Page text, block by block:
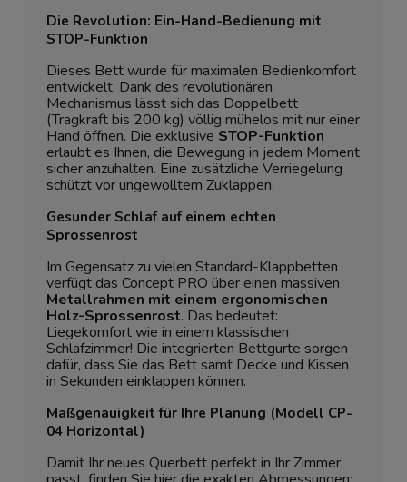
Die Revolution: Ein-Hand-Bedienung mit
STOP-Funktion
Dieses Bett wurde für maximalen Bedienkomfort
entwickelt. Dank des revolutionären
Mechanismus lässt sich das Doppelbett
(Tragkraft bis 200 kg) völlig mühelos mit nur einer
Hand öffnen. Die exklusive STOP-Funktion
erlaubt es Ihnen, die Bewegung in jedem Moment
sicher anzuhalten. Eine zusätzliche Verriegelung
schützt vor ungewolltem Zuklappen.
Gesunder Schlaf auf einem echten
Sprossenrost
Im Gegensatz zu vielen Standard-Klappbetten
verfügt das Concept PRO über einen massiven
Metallrahmen mit einem ergonomischen
Holz-Sprossenrost. Das bedeutet:
Liegekomfort wie in einem klassischen
Schlafzimmer! Die integrierten Bettgurte sorgen
dafür, dass Sie das Bett samt Decke und Kissen
in Sekunden einklappen können.
Maßgenauigkeit für Ihre Planung (Modell CP-
04 Horizontal)
Damit Ihr neues Querbett perfekt in Ihr Zimmer